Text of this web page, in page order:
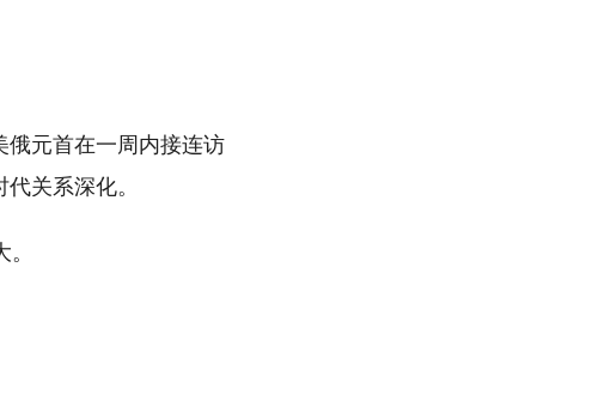
俄元首在一周内接连访
关系深化。